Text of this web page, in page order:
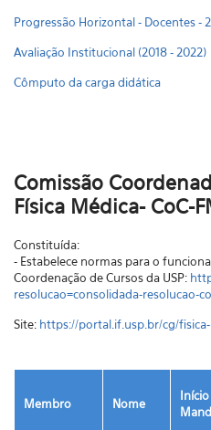
Progressão Horizontal - Docentes -
Avaliação Institucional (2018 - 2022)
Cômputo da carga didática
Comissão
Física Médica- CoC-
Constituída:
- Estabelece normas para o
Coordenação de Cursos da USP:
resolucao=consolidada-resolucao-
Site: https://portal.if.usp.br/cg/
Membro Nome